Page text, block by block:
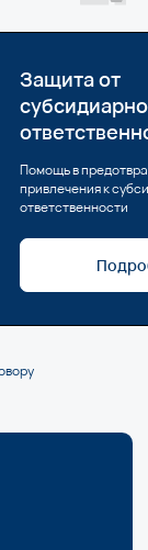
Защита от
Помощь в
привлечения к
ответственности